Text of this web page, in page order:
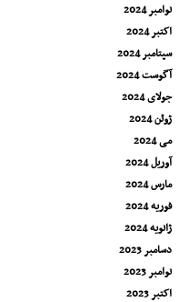
نوامبر 2024
اکتبر 2024
سپتامبر 2024
آگوست 2024
جولای 2024
ژوئن 2024
می 2024
آوریل 2024
مارس 2024
فوریه 2024
ژانویه 2024
دسامبر 2023
نوامبر 2023
اکتبر 2023